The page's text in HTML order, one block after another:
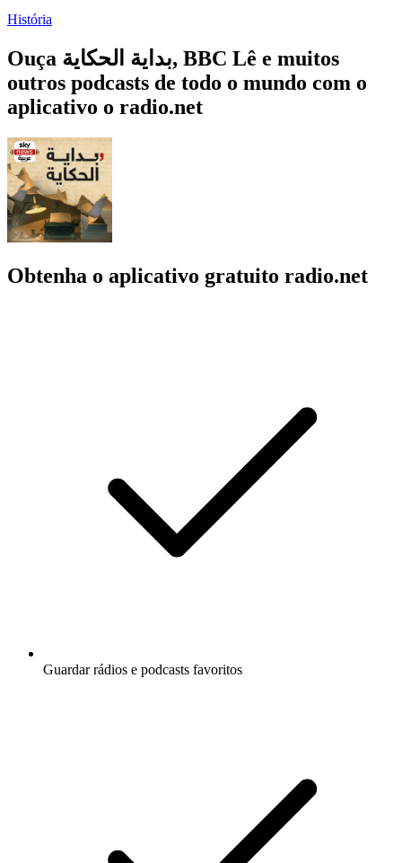
História
Ouça بداية الحكاية, BBC Lê e muitos
outros podcasts de todo o mundo com o
aplicativo o radio.net
Obtenha o aplicativo gratuito radio.net
Guardar rádios e podcasts favoritos